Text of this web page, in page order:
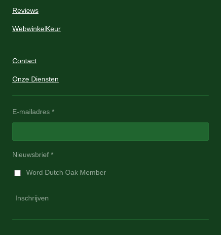
Reviews
WebwinkelKeur
Contact
Onze Diensten
E-mailadres *
Nieuwsbrief *
Word Dutch Oak Member
Inschrijven